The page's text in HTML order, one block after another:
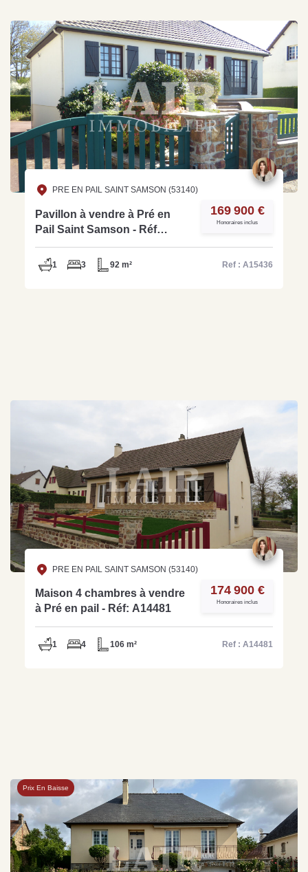
PRE EN PAIL SAINT SAMSON (53140)
Pavillon à vendre à Pré en
Pail Saint Samson - Réf
A15436
169 900 €
Honoraires inclus
1 3 92 m² Ref : A15436
PRE EN PAIL SAINT SAMSON (53140)
Maison 4 chambres à vendre
à Pré en pail - Réf: A14481
174 900 €
Honoraires inclus
1 4 106 m² Ref : A14481
Prix En Baisse